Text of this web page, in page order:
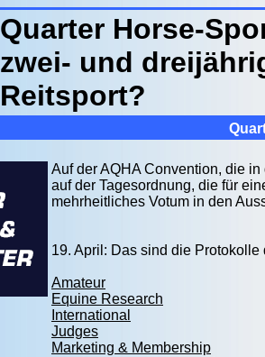
Quarter Horse-
zwei- und
Reitsport?
Auf der AQHA Convention, die
auf der Tagesordnung, die für
mehrheitliches Votum in den
19. April: Das sind die
Amateur
Equine Research
International
Judges
Marketing & Membership